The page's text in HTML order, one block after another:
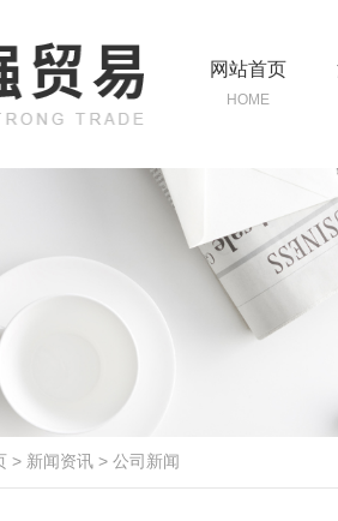
网站首页
HOME
> 新闻资讯 > 公司新闻